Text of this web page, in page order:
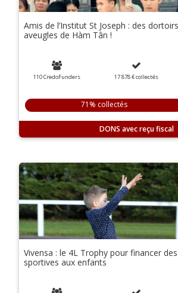
Amis de l’Institut St Joseph : des
aveugles de Hàm Tân !
110 CredoFunders 17 878 €collectés
71% collectés
DONS
Vivensa : le 4L Trophy pour financer
sportives aux enfants